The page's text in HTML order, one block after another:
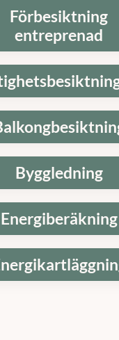
Förbesiktning
entreprenad
Byggledning
Energiberäkning